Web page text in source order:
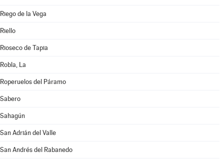
Riego de la Vega
Riello
Rioseco de Tapia
Robla, La
Roperuelos del Páramo
Sabero
Sahagún
San Adrián del Valle
San Andrés del Rabanedo